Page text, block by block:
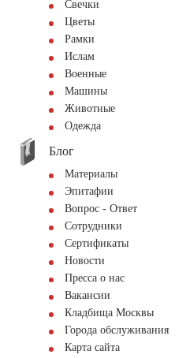
Свечки
Цветы
Рамки
Ислам
Военные
Машины
Животные
Одежда
Блог
Материалы
Эпитафии
Вопрос - Ответ
Сотрудники
Сертификаты
Новости
Пресса о нас
Вакансии
Кладбища Москвы
Города обслуживания
Карта сайта